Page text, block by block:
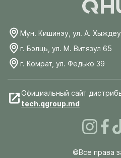
Мун. Кишинэу, ул. А.
г. Бэлць, ул. М. Витязул 65
г. Комрат, ул. Федько 39
Официальный сайт
tech.qgroup.md
©Все права